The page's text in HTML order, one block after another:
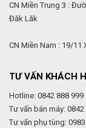
CN Miền Trung 3 :
Đăk Lăk
CN Miền Nam : 19/11
TƯ VẤN KHÁCH
Hotline: 0842 888 999
Tư vấn bán máy: 0842
Tư vấn phụ tùng: